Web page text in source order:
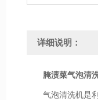
详细说明：
腌渍菜气泡清
气泡清洗机是利